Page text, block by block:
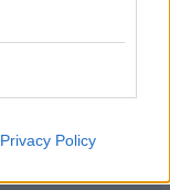
Privacy Policy